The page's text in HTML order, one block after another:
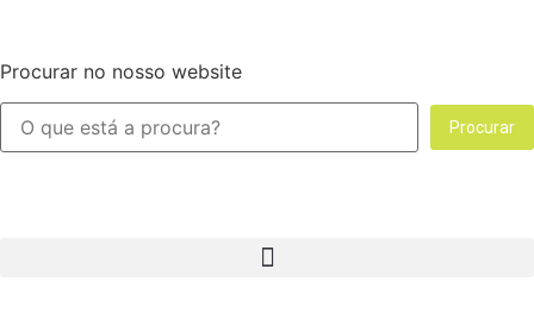
Procurar no nosso website
Procurar